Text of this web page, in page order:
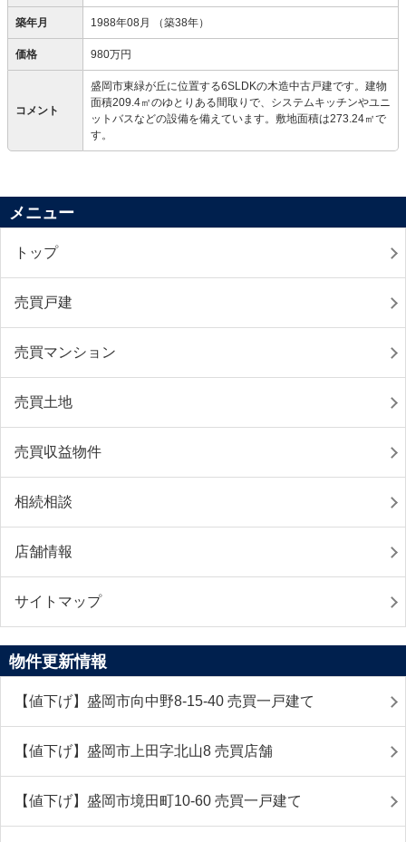
築年月 1988年08月 （築38年）
価格 980万円
コメント
盛岡市東緑が丘に位置する6SLDKの木造中古戸建です。建物
面積209.4㎡のゆとりある間取りで、システムキッチンやユニ
ットバスなどの設備を備えています。敷地面積は273.24㎡で
す。
メニュー
トップ
売買戸建
売買マンション
売買土地
売買収益物件
相続相談
店舗情報
サイトマップ
物件更新情報
【値下げ】盛岡市向中野8-15-40 売買一戸建て
【値下げ】盛岡市上田字北山8 売買店舗
【値下げ】盛岡市境田町10-60 売買一戸建て